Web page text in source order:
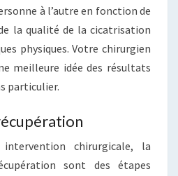
à l’autre en fonction de
la qualité de la cicatrisation
physiques. Votre chirurgien
meilleure idée des résultats
particulier.
chirurgicale, la
sont des étapes